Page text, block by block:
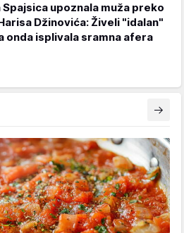
Spajsica upoznala muža preko
Džinovića: Živeli "idalan"
onda isplivala sramna afera